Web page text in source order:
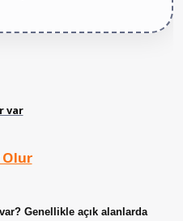
var
Olur
Genellikle açık alanlarda